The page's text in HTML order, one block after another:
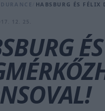
HABSBURG ÉS